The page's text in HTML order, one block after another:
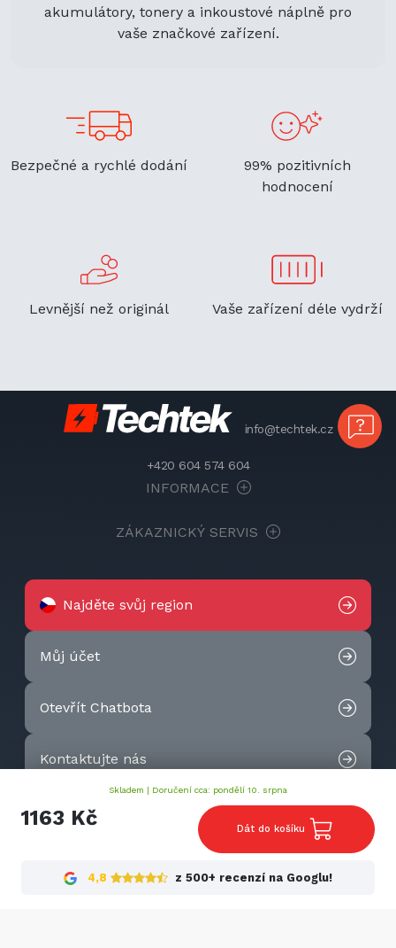
Skladem | Doručení cca: pondělí 10. srpna
1163 Kč Dát do košíku
4,8 z 500+ recenzí na Googlu!
akumulátory, tonery a inkoustové náplně pro
vaše značkové zařízení.
Bezpečné a rychlé dodání
99% pozitivních
hodnocení
Levnější než originál Vaše zařízení déle vydrží
info@techtek.cz
+420 604 574 604
INFORMACE
ZÁKAZNICKÝ SERVIS
Najděte svůj region
Můj účet
Otevřít Chatbota
Kontaktujte nás
2026 © Techtek. All rights reserved.
Cookies